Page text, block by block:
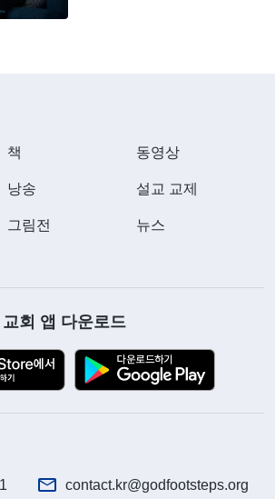
책 동영상
낭송 설교 교제
그림전 뉴스
회 앱 다운로드
contact.kr@godfootsteps.org